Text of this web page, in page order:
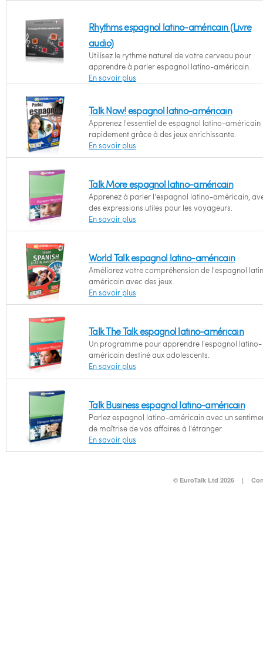
Rhythms espagnol latino-américain (Livre
audio)
Utilisez le rythme naturel de votre cerveau pour
apprendre à parler espagnol latino-américain.
En savoir plus
Talk Now! espagnol latino-américain
Apprenez l'essentiel de espagnol latino-américain
rapidement grâce à des jeux enrichissante.
En savoir plus
Talk More espagnol latino-américain
Apprenez à parler l'espagnol latino-américain,
des expressions utiles pour les voyageurs.
En savoir plus
World Talk espagnol latino-américain
Améliorez votre compréhension de l'espagnol
américain avec des jeux.
En savoir plus
Talk The Talk espagnol latino-américain
Un programme pour apprendre l'espagnol latino-
américain destiné aux adolescents.
En savoir plus
Talk Business espagnol latino-américain
Parlez espagnol latino-américain avec un
de maîtrise de vos affaires à l'étranger.
En savoir plus
© EuroTalk Ltd 2026 |